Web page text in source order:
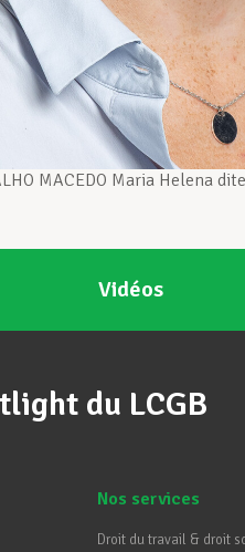
MACEDO Maria Helena
Vidéos
du LCGB
Nos services
Droit du travail & droit